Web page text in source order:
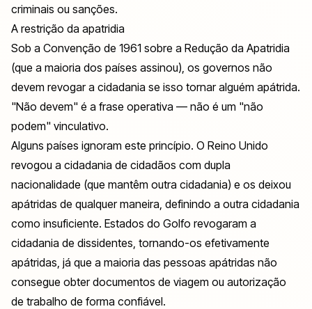
criminais ou sanções.
A restrição da apatridia
Sob a Convenção de 1961 sobre a Redução da Apatridia
(que a maioria dos países assinou), os governos não
devem revogar a cidadania se isso tornar alguém apátrida.
"Não devem" é a frase operativa — não é um "não
podem" vinculativo.
Alguns países ignoram este princípio. O Reino Unido
revogou a cidadania de cidadãos com dupla
nacionalidade (que mantêm outra cidadania) e os deixou
apátridas de qualquer maneira, definindo a outra cidadania
como insuficiente. Estados do Golfo revogaram a
cidadania de dissidentes, tornando-os efetivamente
apátridas, já que a maioria das pessoas apátridas não
consegue obter documentos de viagem ou autorização
de trabalho de forma confiável.